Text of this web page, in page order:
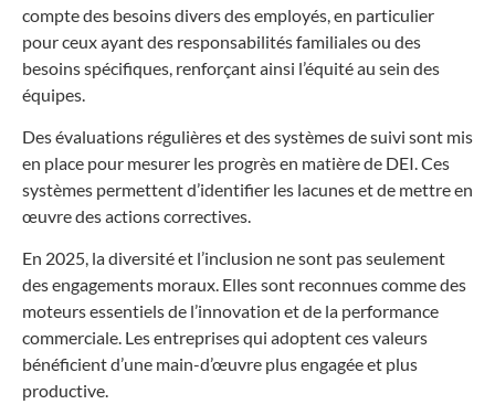
compte des besoins divers des employés, en particulier
pour ceux ayant des responsabilités familiales ou des
besoins spécifiques, renforçant ainsi l’équité au sein des
équipes.
Des évaluations régulières et des systèmes de suivi sont mis
en place pour mesurer les progrès en matière de DEI. Ces
systèmes permettent d’identifier les lacunes et de mettre en
œuvre des actions correctives.
En 2025, la diversité et l’inclusion ne sont pas seulement
des engagements moraux. Elles sont reconnues comme des
moteurs essentiels de l’innovation et de la performance
commerciale. Les entreprises qui adoptent ces valeurs
bénéficient d’une main-d’œuvre plus engagée et plus
productive.